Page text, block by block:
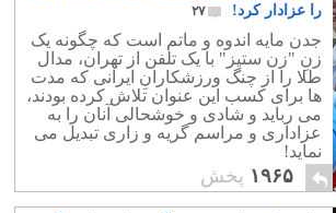
را عزادار کرد!
۲۷
جدن مایه اندوه و ماتم است که چگونه یک
زنِ "زن ستیز" با یک تلفن از تهران، مدال
طلا را از چنگ ورزشکارانِ ایرانی که مدت
ها برای کسب این عنوان تلاش کرده بودند،
می رباید و شادی و خوشحالی آنان را به
عزاداری و مراسم گریه و زاری تبدیل می
نماید!
۱۹۶۵ پخش